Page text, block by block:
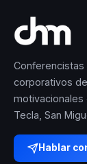
corporativos
motivacionales
Tecla, San
Hablar